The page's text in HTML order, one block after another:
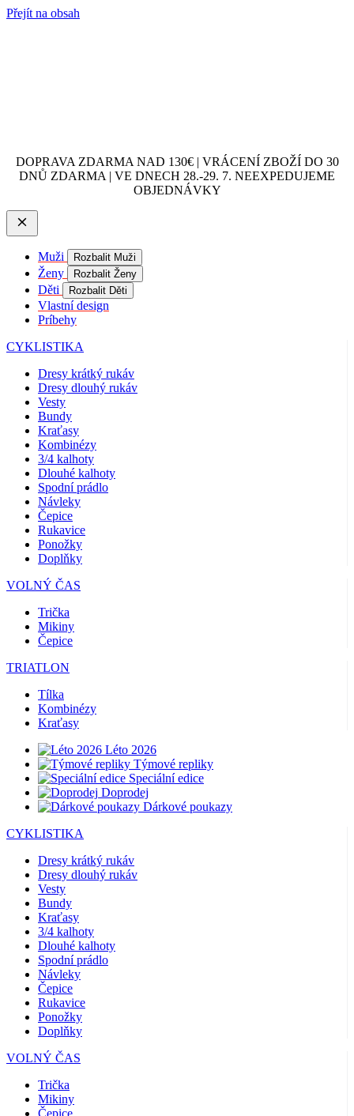
Přejít na obsah
DOPRAVA ZDARMA NAD 130€ | VRÁCENÍ ZBOŽÍ DO 30
DNŮ ZDARMA | VE DNECH 28.-29. 7. NEEXPEDUJEME
OBJEDNÁVKY
Muži Rozbalit Muži
Ženy Rozbalit Ženy
Děti Rozbalit Děti
Vlastní design
Príbehy
CYKLISTIKA
Dresy krátký rukáv
Dresy dlouhý rukáv
Vesty
Bundy
Kraťasy
Kombinézy
3/4 kalhoty
Dlouhé kalhoty
Spodní prádlo
Návleky
Čepice
Rukavice
Ponožky
Doplňky
VOLNÝ ČAS
Trička
Mikiny
Čepice
TRIATLON
Tílka
Kombinézy
Kraťasy
Léto 2026
Týmové repliky
Speciální edice
Doprodej
Dárkové poukazy
CYKLISTIKA
Dresy krátký rukáv
Dresy dlouhý rukáv
Vesty
Bundy
Kraťasy
3/4 kalhoty
Dlouhé kalhoty
Spodní prádlo
Návleky
Čepice
Rukavice
Ponožky
Doplňky
VOLNÝ ČAS
Trička
Mikiny
Čepice